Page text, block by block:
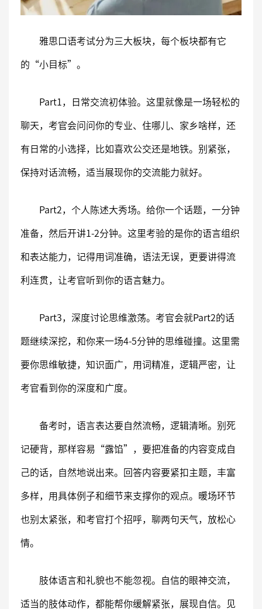
雅思口语考试分为三大板块，每个板块都有它
的“小目标”。
Part1，日常交流初体验。这里就像是一场轻松的
聊天，考官会问问你的专业、住哪儿、家乡啥样，还
有日常的小选择，比如喜欢公交还是地铁。别紧张，
保持对话流畅，适当展现你的交流能力就好。
Part2，个人陈述大秀场。给你一个话题，一分钟
准备，然后开讲1-2分钟。这里考验的是你的语言组织
和表达能力，记得用词准确，语法无误，更要讲得流
利连贯，让考官听到你的语言魅力。
Part3，深度讨论思维激荡。考官会就Part2的话
题继续深挖，和你来一场4-5分钟的思维碰撞。这里需
要你思维敏捷，知识面广，用词精准，逻辑严密，让
考官看到你的深度和广度。
备考时，语言表达要自然流畅，逻辑清晰。别死
记硬背，那样容易“露馅”，要把准备的内容变成自
己的话，自然地说出来。回答内容要紧扣主题，丰富
多样，用具体例子和细节来支撑你的观点。暖场环节
也别太紧张，和考官打个招呼，聊两句天气，放松心
情。
肢体语言和礼貌也不能忽视。自信的眼神交流，
适当的肢体动作，都能帮你缓解紧张，展现自信。见